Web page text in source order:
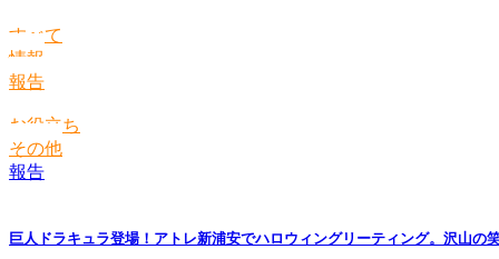
すべて
情報
報告
お役立ち
その他
報告
巨人ドラキュラ登場！アトレ新浦安でハロウィングリーティング。沢山の